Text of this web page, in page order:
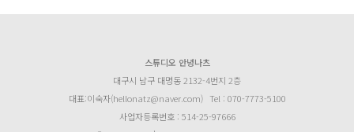
스튜디오 안녕나츠
대구시 남구 대명동 2132-4번지 2층
대표:이숙자(hellonatz@naver.com) Tel : 070-7773-5100
사업자등록번호 : 514-25-97666